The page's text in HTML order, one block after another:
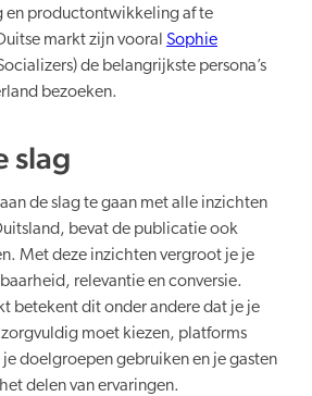
en productontwikkeling af te
markt zijn vooral Sophie
de belangrijkste persona’s
bezoeken.
slag
de slag te gaan met alle inzichten
bevat de publicatie ook
Met deze inzichten vergroot je je
relevantie en conversie.
betekent dit onder andere dat je je
moet kiezen, platforms
doelgroepen gebruiken en je gasten
delen van ervaringen.